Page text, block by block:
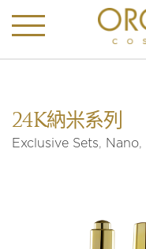
24K納米系列
Exclusive Sets, Nano,